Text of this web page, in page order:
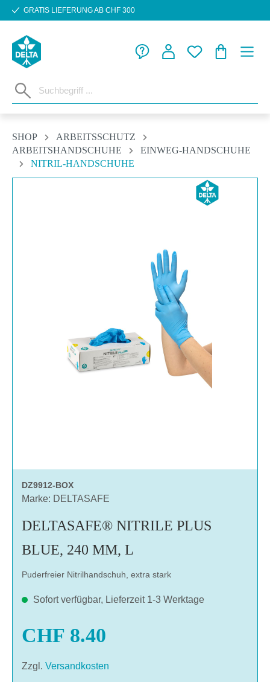
Zum Hauptinhalt springen
GRATIS LIEFERUNG AB CHF 300
SHOP
ARBEITSSCHUTZ
ARBEITSHANDSCHUHE
EINWEG-HANDSCHUHE
NITRIL-HANDSCHUHE
DZ9912-BOX
Marke: DELTASAFE
DELTASAFE® NITRILE PLUS
BLUE, 240 MM, L
Puderfreier Nitrilhandschuh, extra stark
Sofort verfügbar, Lieferzeit 1-3 Werktage
CHF 8.40
Zzgl. Versandkosten